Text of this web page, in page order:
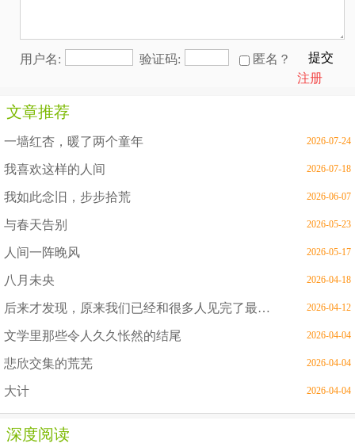
用户名: 验证码: 匿名？
提交
注册
文章推荐
一墙红杏，暖了两个童年 2026-07-24
我喜欢这样的人间 2026-07-18
我如此念旧，步步拾荒 2026-06-07
与春天告别 2026-05-23
人间一阵晚风 2026-05-17
八月未央 2026-04-18
后来才发现，原来我们已经和很多人见完了最后一面 2026-04-12
文学里那些令人久久怅然的结尾 2026-04-04
悲欣交集的荒芜 2026-04-04
大计 2026-04-04
深度阅读